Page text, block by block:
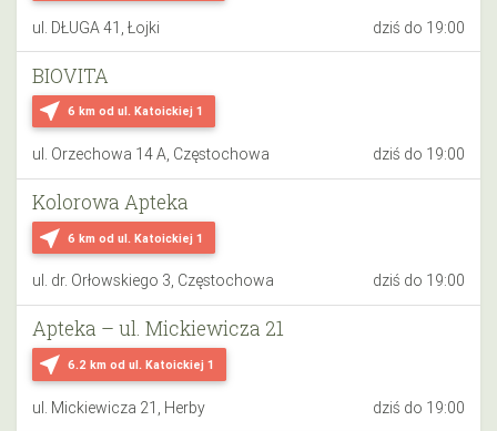
ul. DŁUGA 41, Łojki dziś do 19:00
near_me 6 km od ul. Katoickiej 1
BIOVITA
ul. Orzechowa 14 A, Częstochowa dziś do 19:00
near_me 6 km od ul. Katoickiej 1
Kolorowa Apteka
ul. dr. Orłowskiego 3, Częstochowa dziś do 19:00
near_me 6.2 km od ul. Katoickiej 1
Apteka – ul. Mickiewicza 21
ul. Mickiewicza 21, Herby dziś do 19:00